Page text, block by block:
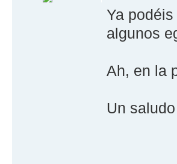
Ya
algunos
Ah, en la
Un saludo